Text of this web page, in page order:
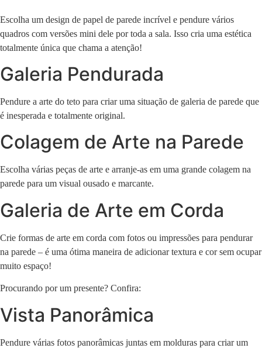
Escolha um design de papel de parede incrível e pendure vários
quadros com versões mini dele por toda a sala. Isso cria uma estética
totalmente única que chama a atenção!
Galeria Pendurada
Pendure a arte do teto para criar uma situação de galeria de parede que
é inesperada e totalmente original.
Colagem de Arte na Parede
Escolha várias peças de arte e arranje-as em uma grande colagem na
parede para um visual ousado e marcante.
Galeria de Arte em Corda
Crie formas de arte em corda com fotos ou impressões para pendurar
na parede – é uma ótima maneira de adicionar textura e cor sem ocupar
muito espaço!
Procurando por um presente? Confira:
Vista Panorâmica
Pendure várias fotos panorâmicas juntas em molduras para criar um